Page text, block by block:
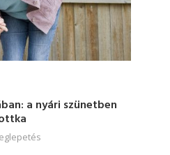
a nyári szünetben